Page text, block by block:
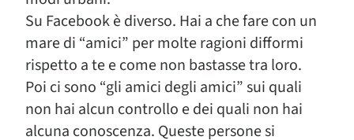
Su Facebook è diverso. Hai a che fare con un
mare di “amici” per molte ragioni difformi
rispetto a te e come non bastasse tra loro.
Poi ci sono “gli amici degli amici” sui quali
non hai alcun controllo e dei quali non hai
alcuna conoscenza. Queste persone si